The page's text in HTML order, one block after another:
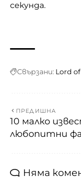
секунда.
Свързани: Lord
ПРЕДИШНА
10 малко
любопитни
Няма